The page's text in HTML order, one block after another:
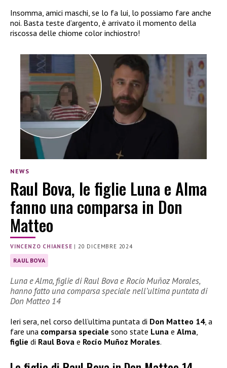
Insomma, amici maschi, se lo fa lui, lo possiamo fare anche
noi. Basta teste d’argento, è arrivato il momento della
riscossa delle chiome color inchiostro!
NEWS
Raul Bova, le figlie Luna e Alma
fanno una comparsa in Don
Matteo
VINCENZO CHIANESE |20 DICEMBRE 2024
RAUL BOVA
Luna e Alma, figlie di Raul Bova e Rocío Muñoz Morales,
hanno fatto una comparsa speciale nell’ultima puntata di
Don Matteo 14
Ieri sera, nel corso dell’ultima puntata di Don Matteo 14, a
fare una comparsa speciale sono state Luna e Alma,
figlie di Raul Bova e Rocío Muñoz Morales.